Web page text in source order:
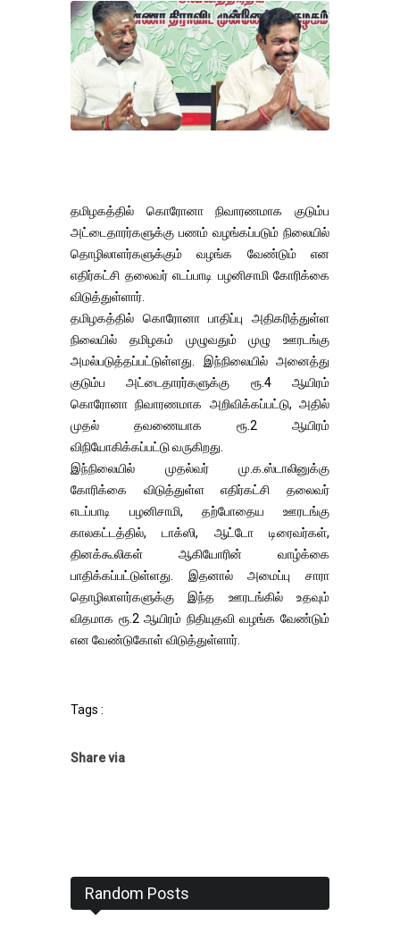
தமிழகத்தில் கொரோனா நிவாரணமாக குடும்ப
அட்டைதாரர்களுக்கு பணம் வழங்கப்படும் நிலையில்
தொழிலாளர்களுக்கும் வழங்க வேண்டும் என
எதிர்கட்சி தலைவர் எடப்பாடி பழனிசாமி கோரிக்கை
விடுத்துள்ளார்.
தமிழகத்தில் கொரோனா பாதிப்பு அதிகரித்துள்ள
நிலையில் தமிழகம் முழுவதும் முழு ஊரடங்கு
அமல்படுத்தப்பட்டுள்ளது. இந்நிலையில் அனைத்து
குடும்ப அட்டைதாரர்களுக்கு ரூ.4 ஆயிரம்
கொரோனா நிவாரணமாக அறிவிக்கப்பட்டு, அதில்
முதல் தவணையாக ரூ.2 ஆயிரம்
விநியோகிக்கப்பட்டு வருகிறது.
இந்நிலையில் முதல்வர் மு.க.ஸ்டாலினுக்கு
கோரிக்கை விடுத்துள்ள எதிர்கட்சி தலைவர்
எடப்பாடி பழனிசாமி, தற்போதைய ஊரடங்கு
காலகட்டத்தில், டாக்ஸி, ஆட்டோ டிரைவர்கள்,
தினக்கூலிகள் ஆகியோரின் வாழ்க்கை
பாதிக்கப்பட்டுள்ளது. இதனால் அமைப்பு சாரா
தொழிலாளர்களுக்கு இந்த ஊரடங்கில் உதவும்
விதமாக ரூ.2 ஆயிரம் நிதியுதவி வழங்க வேண்டும்
என வேண்டுகோள் விடுத்துள்ளார்.
Tags :
Share via
Random Posts